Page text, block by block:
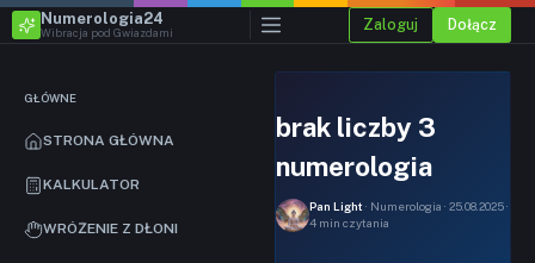
GŁÓWNE
STRONA GŁÓWNA
KALKULATOR
WRÓŻENIE Z DŁONI
Numerologia24
Wibracja pod Gwiazdami Zaloguj Dołącz
brak liczby 3
numerologia
Pan Light· Numerologia · 25.08.2025 ·
4 min czytania